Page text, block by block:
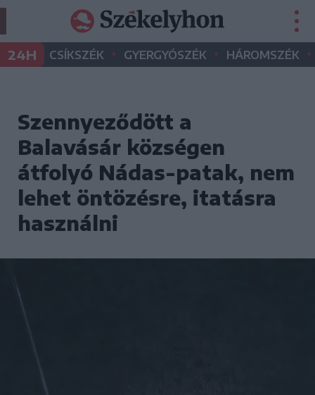
24H CSÍKSZÉK • GYERGYÓSZÉK • HÁROMSZÉK •
Szennyeződött a
Balavásár községen
átfolyó Nádas-patak, nem
lehet öntözésre, itatásra
használni